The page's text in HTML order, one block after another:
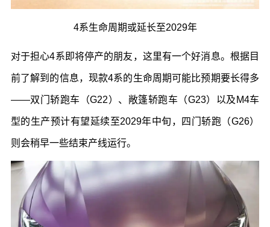
4系生命周期或延长至2029年
对于担心4系即将停产的朋友，这里有一个好消息。根据目
前了解到的信息，现款4系的生命周期可能比预期要长得多
——双门轿跑车（G22）、敞篷轿跑车（G23）以及 M4车
型的生产预计有望延续至2029年中旬，四门轿跑（G26）
则会稍早一些结束产线运行。